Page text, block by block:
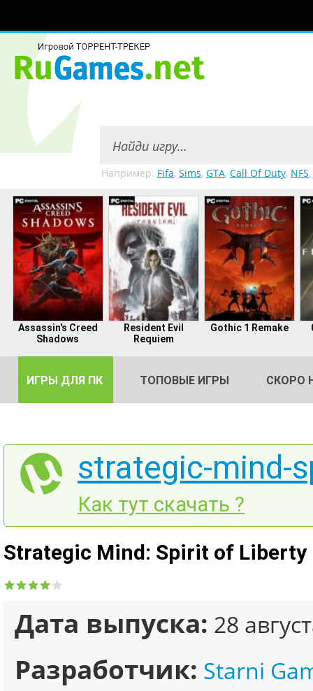
Например: Fifa, Sims, GTA, Call Of Duty, NFS,
Assassin's Creed
Shadows
Resident Evil
Requiem
Gothic 1 Remake
ИГРЫ ДЛЯ ПК ТОПОВЫЕ ИГРЫ СКОРО
strategic-mind-
Как тут скачать ?
Strategic Mind: Spirit of Liberty
Дата выпуска: 28
Разработчик: Starni